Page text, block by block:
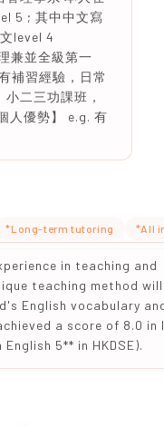
5 ; 其中中文寫
level 4
兼並全級第一
補習經驗，日常
二三功課班，
人優勢】 e.g. 有
*Long-term tutoring *All
in teaching and
teaching method will
English vocabulary
a score of 8.0 in
5** in HKDSE).